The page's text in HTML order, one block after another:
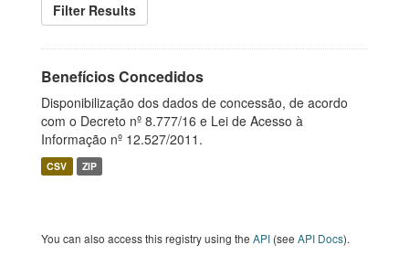
Filter Results
Benefícios Concedidos
Disponibilização dos dados de concessão, de acordo
com o Decreto nº 8.777/16 e Lei de Acesso à
Informação nº 12.527/2011.
CSV ZIP
You can also access this registry using the API (see API Docs).